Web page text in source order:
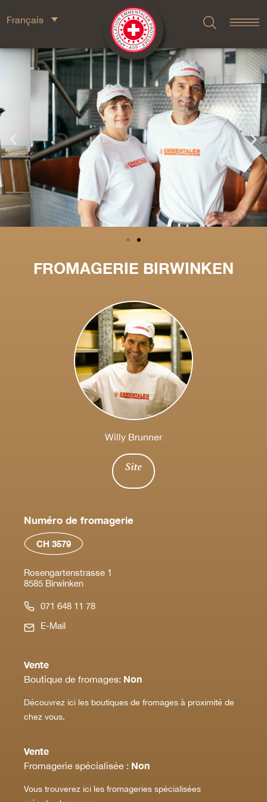
Français
FROMAGERIE BIRWINKEN
Willy Brunner
Site
Numéro de fromagerie
CH 3579
Rosengartenstrasse 1
8585 Birwinken
071 648 11 78
E-Mail
Vente
Boutique de fromages: Non
Découvrez ici les boutiques de fromages à proximité de
chez vous.
Vente
Fromagerie spécialisée : Non
Vous trouverez ici les fromageries spécialisées